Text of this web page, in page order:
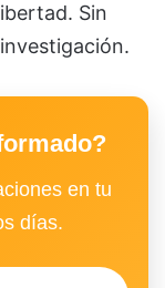
Sin
en tu
días.